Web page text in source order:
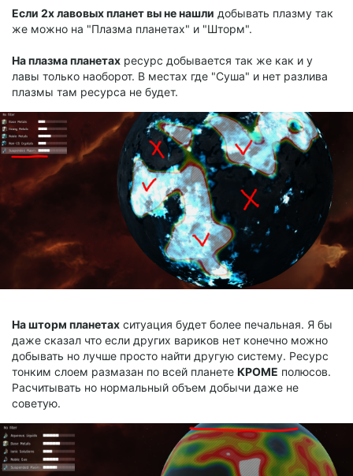
Если 2х лавовых планет вы не нашли добывать плазму так
же можно на "Плазма планетах" и "Шторм".
На плазма планетах ресурс добывается так же как и у
лавы только наоборот. В местах где "Суша" и нет разлива
плазмы там ресурса не будет.
На шторм планетах ситуация будет более печальная. Я бы
даже сказал что если других вариков нет конечно можно
добывать но лучше просто найти другую систему. Ресурс
тонким слоем размазан по всей планете КРОМЕ полюсов.
Расчитывать но нормальный объем добычи даже не
советую.